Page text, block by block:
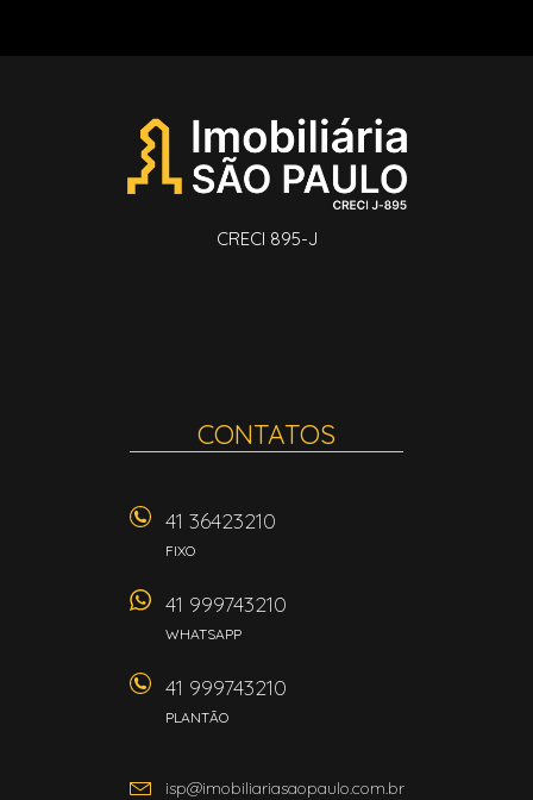
CRECI 895-J
CONTATOS
41 36423210
FIXO
41 999743210
WHATSAPP
41 999743210
PLANTÃO
isp@imobiliariasaopaulo.com.br